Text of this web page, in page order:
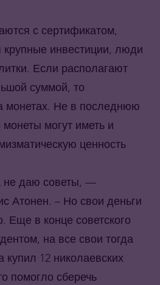
с сертификатом,
инвестиции, люди
Если располагают
суммой, то
монетах. Не в последнюю
могут иметь и
ценность
не даю советы, —
Атонен. – Но свои деньги
Еще в конце советского
на все свои тогда
12 николаевских
помогло сберечь